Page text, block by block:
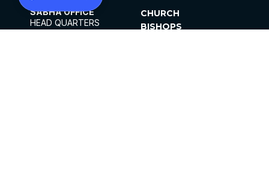
SABHA OFFICE
HEAD QUARTERS
CHURCH
BISHOPS